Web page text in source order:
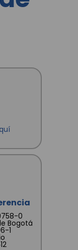
declaro que
les dé
0
Bogotá
1